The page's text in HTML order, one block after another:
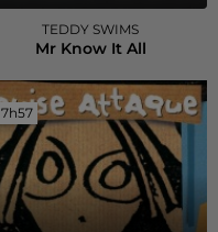
TEDDY SWIMS
Mr Know It All
7h57
7h57